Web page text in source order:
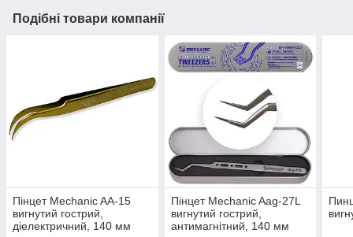
Подібні товари компанії
Пінцет Mechanic AA-15
вигнутий гострий,
діелектричний, 140 мм
Пінцет Mechanic Aag-27L
вигнутий гострий,
антимагнітний, 140 мм